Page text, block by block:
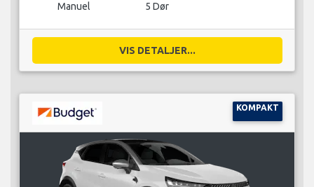
Manuel 5 Dør
VIS DETALJER...
KOMPAKT